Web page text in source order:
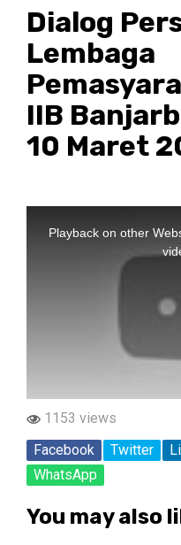
Dialog
Lembaga
IIB
10 Maret
1153 views
Facebook
Twitter
WhatsApp
You may also